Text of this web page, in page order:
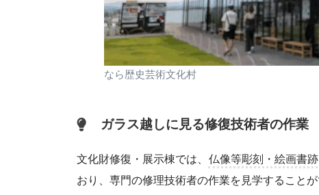
なら歴史芸術文化村
ガラス越しに見る修復技術者の作業
文化財修復・展示棟では、 仏像等彫刻・絵画書
おり、専門の修理技術者の作業を見学すること